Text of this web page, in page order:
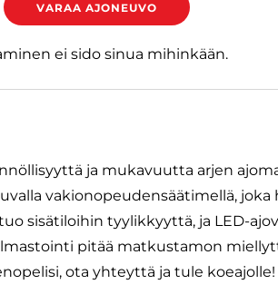
VARAA AJONEUVO
ei sido sinua mihinkään.
ja mukavuutta arjen
vakionopeudensäätimellä,
sisätiloihin tyylikkyyttä, ja LED-
pitää matkustamon
ota yhteyttä ja tule koeajolle!